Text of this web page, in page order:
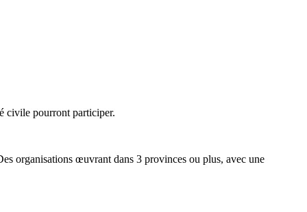
civile pourront participer.
organisations œuvrant dans 3 provinces ou plus, avec une